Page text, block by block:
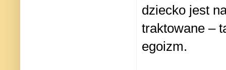
dziecko jest
traktowane –
egoizm.